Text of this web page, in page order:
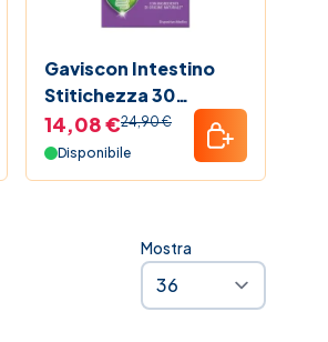
Gaviscon Intestino
Stitichezza 30
Capsule
14,08 €24,90 €
Disponibile
Mostra